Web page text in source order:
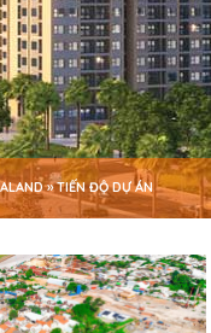
»TIẾN ĐỘ DỰ ÁN